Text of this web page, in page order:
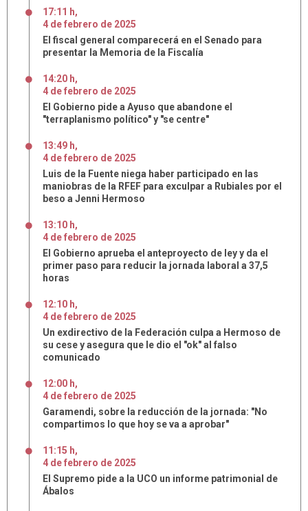
17:11 h,
4 defebrero de 2025
El fiscal general comparecerá en el Senado para
presentar la Memoria de la Fiscalía
14:20 h,
4 defebrero de 2025
El Gobierno pide a Ayuso que abandone el
"terraplanismo político" y "se centre"
13:49 h,
4 defebrero de 2025
Luis de la Fuente niega haber participado en las
maniobras de la RFEF para exculpar a Rubiales por el
beso a Jenni Hermoso
13:10 h,
4 defebrero de 2025
El Gobierno aprueba el anteproyecto de ley y da el
primer paso para reducir la jornada laboral a 37,5
horas
12:10 h,
4 defebrero de 2025
Un exdirectivo de la Federación culpa a Hermoso de
su cese y asegura que le dio el "ok" al falso
comunicado
12:00 h,
4 defebrero de 2025
Garamendi, sobre la reducción de la jornada: "No
compartimos lo que hoy se va a aprobar"
11:15 h,
4 defebrero de 2025
El Supremo pide a la UCO un informe patrimonial de
Ábalos